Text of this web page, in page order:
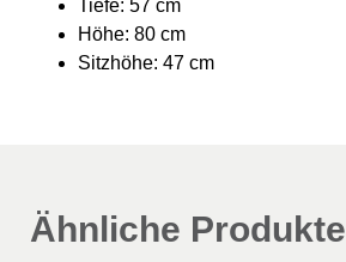
Tiefe: 57 cm
Höhe: 80 cm
Sitzhöhe: 47 cm
Ähnliche Produkte